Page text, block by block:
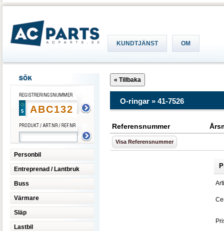
KUNDTJÄNST OM
Personbil
Entreprenad / Lantbruk
Buss
Värmare
Släp
Lastbil
O-ringar » 41-7526
Referensnummer
Visa Referensnummer